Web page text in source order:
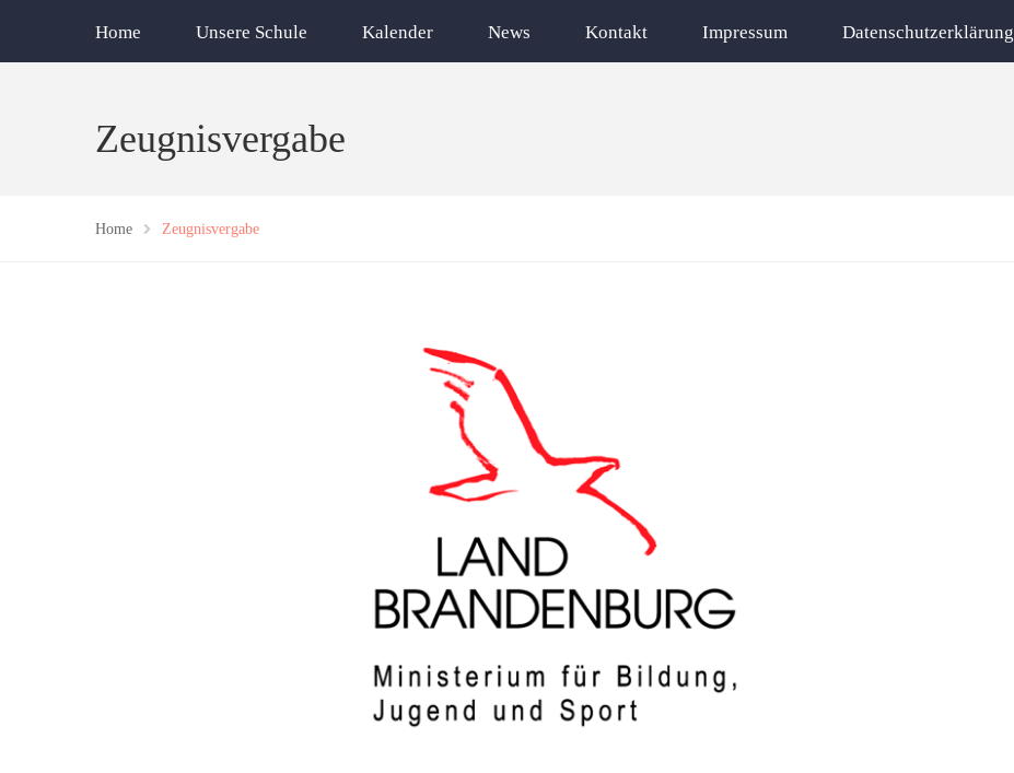
Home Unsere Schule Kalender News Kontakt Impressum Datenschutzerklärung
Zeugnisvergabe
Home Zeugnisvergabe